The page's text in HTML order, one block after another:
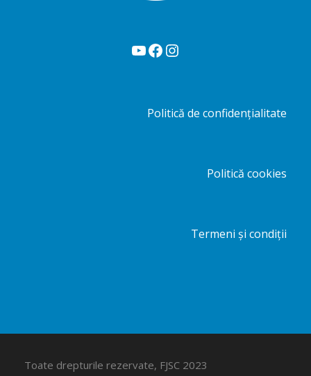
YouTube Facebook Instagram
Politică de confidențialitate
Politică cookies
Termeni și condiții
Toate drepturile rezervate, FJSC 2023